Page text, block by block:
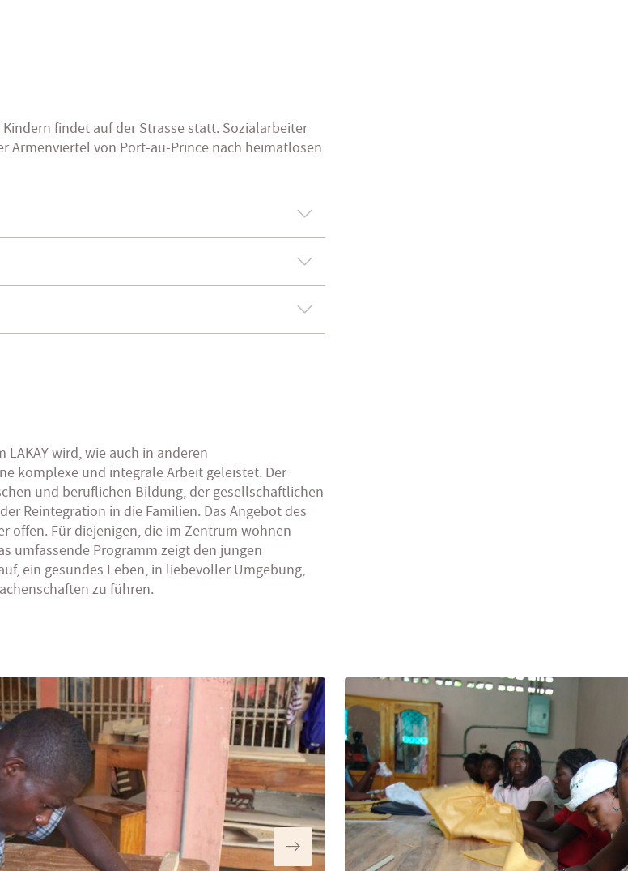
findet auf der Strasse statt. Sozialarbeiter
Armenviertel von Port-au-Prince nach heimatlosen
wird, wie auch in anderen
komplexe und integrale Arbeit geleistet. Der
und beruflichen Bildung, der gesellschaftlichen
Reintegration in die Familien. Das Angebot des
offen. Für diejenigen, die im Zentrum wohnen
umfassende Programm zeigt den jungen
ein gesundes Leben, in liebevoller Umgebung,
zu führen.